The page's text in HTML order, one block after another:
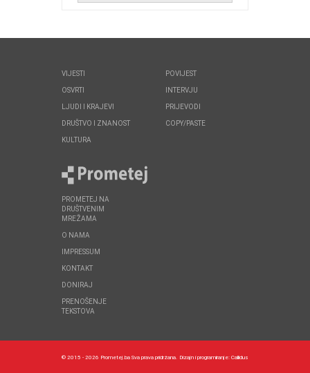
VIJESTI
OSVRTI
LJUDI I KRAJEVI
DRUŠTVO I ZNANOST
KULTURA
POVIJEST
INTERVJU
PRIJEVODI
COPY/PASTE
PROMETEJ NA
DRUŠTVENIM
MREŽAMA
O NAMA
IMPRESSUM
KONTAKT
DONIRAJ
PRENOŠENJE
TEKSTOVA
© 2015 - 2026 Prometej.ba Sva prava pridržana. Dizajn i programiranje: Callidus